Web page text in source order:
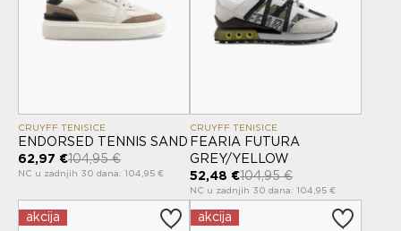
CRUYFF TENISICE
ENDORSED TENNIS SAND
62,97 €104,95 €
NC u zadnjih 30 dana: 104,95 €
CRUYFF TENISICE
FEARIA FUTURA
GREY/YELLOW
52,48 €104,95 €
NC u zadnjih 30 dana: 104,95 €
akcija akcija